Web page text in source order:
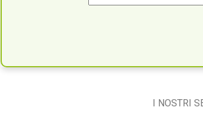
I NOSTRI